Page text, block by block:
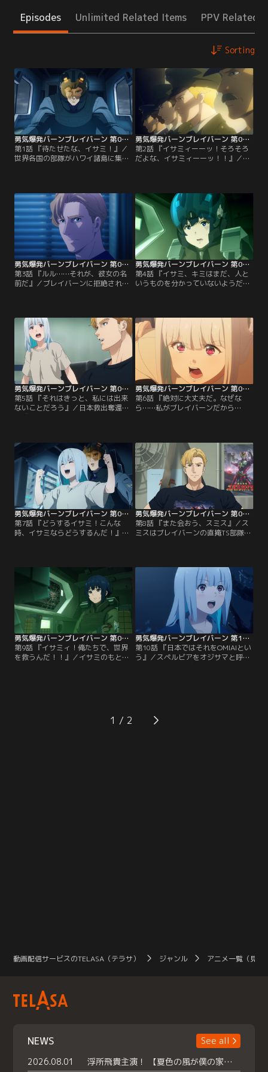
Episodes Unlimited Related Items PPV Related
Sorting
勇気爆発バーンブレイバーン 第01話
第1話 『待たせたな、イサミ！』／
世界各国の部隊がハワイ諸島に集結
ロット、イサミ・アオと出逢う。戦
闘を通じてイサミの人並外れた実力
を目にしたスミスは、彼に一対一の
勝負を挑む。しかし約束の日、突如
所属不明機による大規模な強襲を受
け…。
勇気爆発バーンブレイバーン 第02話
第2話 『イサミィーーッ！そろそろ
だよな、イサミィーーッ！！』／何
ていると熱弁するブレイバーン。し
かし、突如現れた謎の存在を信用で
きないキングたちは対応を決めあぐ
ねる。一方で訳も分からずブレイバ
ーンに搭乗させられたイサミは敵の
スパイだと疑われ…。
勇気爆発バーンブレイバーン 第03話
第3話 『ルル……それが、彼女の名
前だ』／ブレイバーンに拒絶され傷
けず匿うスミス。一方イサミは無理
やりブレイバーンに乗せられたショ
ックからコクピットに引きこもる。
そんな状況の中、生き残った各国軍
はブレイバーンを基幹とした…。
勇気爆発バーンブレイバーン 第04話
第4話 『イサミ、キミはまだ、人と
いうものを分かっていないようだ』
める中、スミスは謎の少女ルルの監
視を命じられた。しかし、ただ遊ん
でいるようにしか見えないスミスに
対し、イサミは不満を募らせる。そ
の姿をみたブレイバーンは、イサミ
を連れてとっておきの…。
勇気爆発バーンブレイバーン 第05話
第5話 『それはきっと、私には出来
ないことだろう』／日本救出奪還作
は太平洋を横断していた。ブレイバ
ーンの搭乗者として期待を寄せられ
るイサミは、プレッシャーを感じつ
つもその気持ちは周囲に隠してい
た。そんなイサミの様子が気がかり
なスミスは…。
勇気爆発バーンブレイバーン 第06話
第6話 『絶対に大丈夫だ。なぜな
ら……私がブレイバーンだから
つけられなかったときは、部隊を安
全に上陸させるための事前砲爆撃を
実施すると伝えられたイサミ達。誰
も発見できず焦りを募らせる中、ス
ミスにピンチが迫る。困難な状況で
も諦めないイサミ、その心に…。
勇気爆発バーンブレイバーン 第07話
第7話 『どうするイサミ！こんな
時、イサミならどうするんだ！』／
スドライヴズも動き出し、イサミと
ブレイバーンが交戦する。スミスは
総攻撃で一時的にスペルビア抑える
ことに成功するが、ティタノストラ
イド（TS）を破壊され絶体絶命の危
機に瀕していた。
勇気爆発バーンブレイバーン 第08話
第8話 『また会おう、スミス』／ス
ミスはブレイバーンの直掩TS部隊ブ
は、イサミを勇気づけるように共に
世界を救おうと約束を交わした。日
本を取り戻した多国籍任務部隊
（ATF）はヨーロッパ方面への進軍
を計画するが、出港の直前、横浜一
帯が深い霧に包まれる。
勇気爆発バーンブレイバーン 第09話
第9話 『イサミィ！俺たちで、世界
を救うんだ！！』／イサミのもとに
い想いがイサミから溢れ出したと
勇気爆発バーンブレイバーン 第10話
第10話 『日本ではそれをOMIAIとい
う』／スペルビアをオジサマと呼ぶ
うとするイサミを必死で説得しよう
とするが聞き入れてもらえず、強硬
1
動画配信サービスのTELASA（テラサ） ジャンル アニメ一覧（見放
NEWS
See all
2026.08.01
浮所飛貴主演！ 【夏色の風が僕の家にやってきた】 本日よりテラサで独占配信スタート！